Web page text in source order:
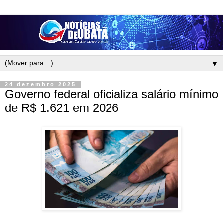
▼
24 dezembro 2025
Governo federal oficializa salário mínimo
de R$ 1.621 em 2026